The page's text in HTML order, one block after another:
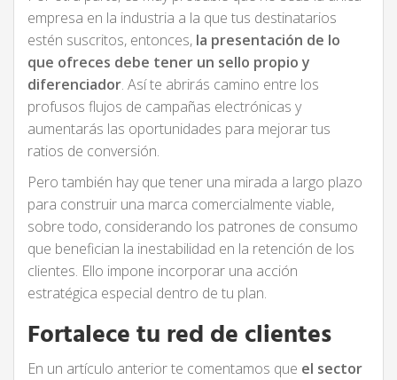
empresa en la industria a la que tus destinatarios
estén suscritos, entonces, la presentación de lo
que ofreces debe tener un sello propio y
diferenciador. Así te abrirás camino entre los
profusos flujos de campañas electrónicas y
aumentarás las oportunidades para mejorar tus
ratios de conversión.
Pero también hay que tener una mirada a largo plazo
para construir una marca comercialmente viable,
sobre todo, considerando los patrones de consumo
que benefician la inestabilidad en la retención de los
clientes. Ello impone incorporar una acción
estratégica especial dentro de tu plan.
Fortalece tu red de clientes
En un artículo anterior te comentamos que el sector